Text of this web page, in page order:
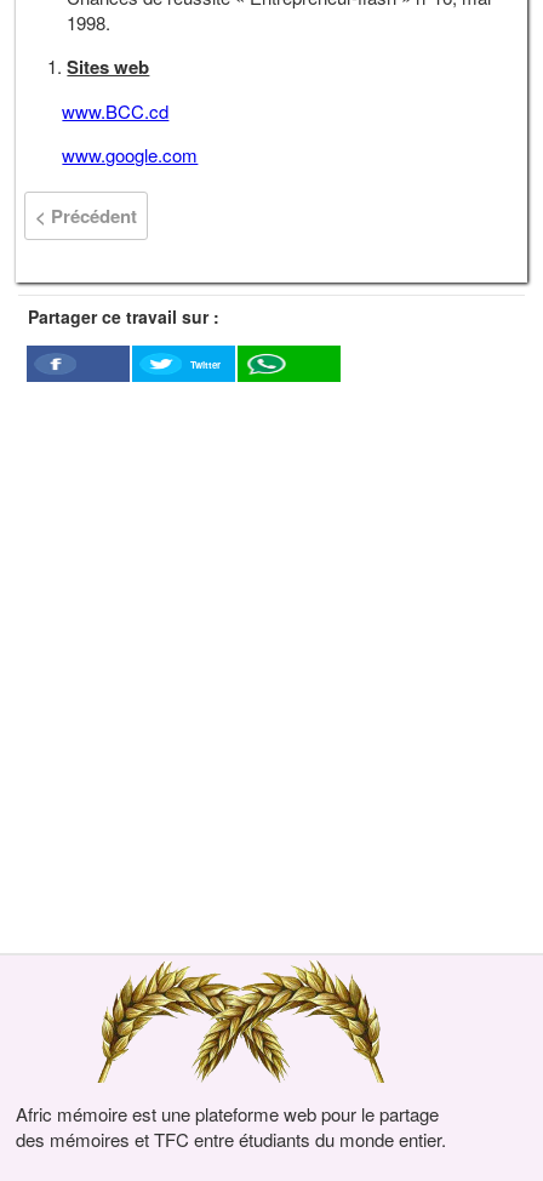
1998.
Sites web
www.BCC.cd
www.google.com
< Précédent
Partager ce travail sur :
Facebook
Twitter
Afric mémoire est une plateforme web pour le partage
des mémoires et TFC entre étudiants du monde entier.